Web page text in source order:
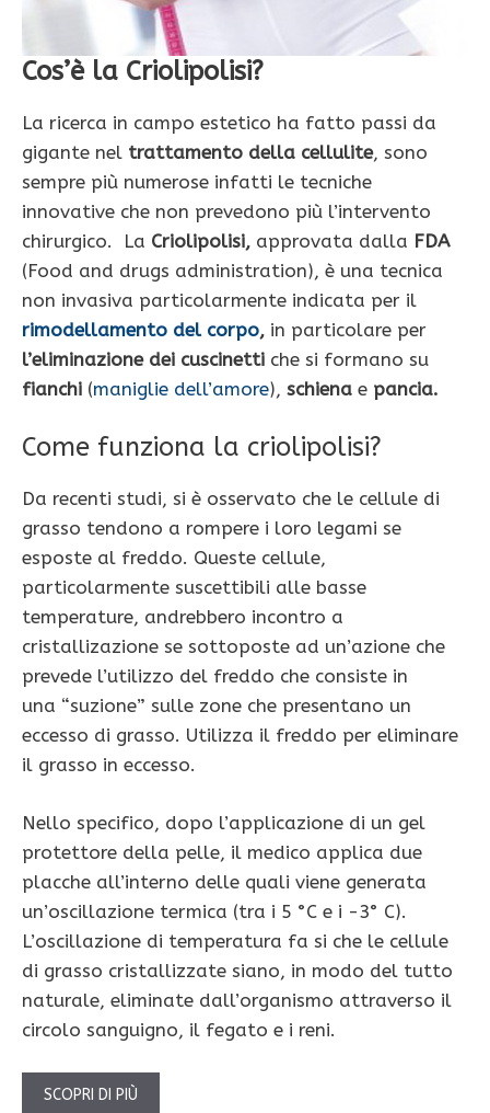
Cos’è la Criolipolisi?
La ricerca in campo estetico ha fatto passi da
gigante nel trattamento della cellulite, sono
sempre più numerose infatti le tecniche
innovative che non prevedono più l’intervento
chirurgico. La Criolipolisi, approvata dalla FDA
(Food and drugs administration), è una tecnica
non invasiva particolarmente indicata per il
rimodellamento del corpo, in particolare per
l’eliminazione dei cuscinetti che si formano su
fianchi (maniglie dell’amore), schiena e pancia.
Come funziona la criolipolisi?
Da recenti studi, si è osservato che le cellule di
grasso tendono a rompere i loro legami se
esposte al freddo. Queste cellule,
particolarmente suscettibili alle basse
temperature, andrebbero incontro a
cristallizazione se sottoposte ad un’azione che
prevede l’utilizzo del freddo che consiste in
una “suzione” sulle zone che presentano un
eccesso di grasso. Utilizza il freddo per eliminare
il grasso in eccesso.
Nello specifico, dopo l’applicazione di un gel
protettore della pelle, il medico applica due
placche all’interno delle quali viene generata
un’oscillazione termica (tra i 5 °C e i -3° C).
L’oscillazione di temperatura fa si che le cellule
di grasso cristallizzate siano, in modo del tutto
naturale, eliminate dall’organismo attraverso il
circolo sanguigno, il fegato e i reni.
SCOPRI DI PIÙ